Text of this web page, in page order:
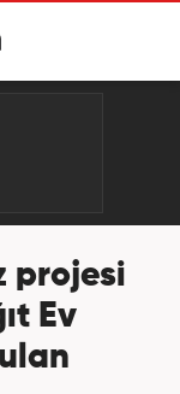
projesi
Ev